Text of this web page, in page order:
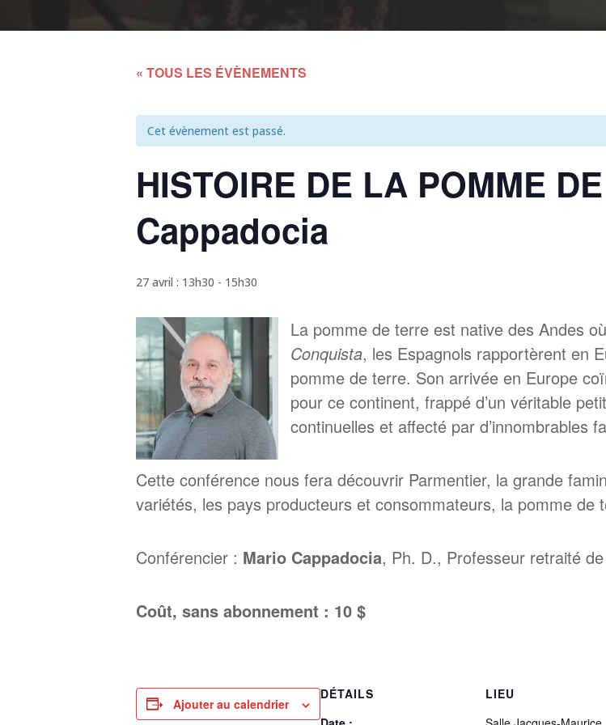
« TOUS LES ÉVÈNEMENTS
Cet évènement est passé.
HISTOIRE DE LA POMME
Cappadocia
27 avril : 13h30 - 15h30
La pomme de terre est native des Andes
Conquista, les Espagnols rapportèrent en
pomme de terre. Son arrivée en Europe
pour ce continent, frappé d’un véritable
continuelles et affecté par d’innombrables
Cette conférence nous fera découvrir Parmentier, la grande
variétés, les pays producteurs et consommateurs, la pomme
Conférencier : Mario Cappadocia, Ph. D., Professeur retraité
Coût, sans abonnement : 10 $
Ajouter au calendrier
DÉTAILS
LIEU